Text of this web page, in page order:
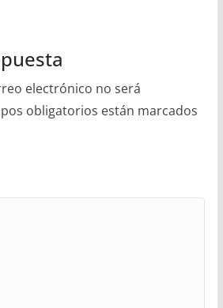
electrónico no será
obligatorios están marcados